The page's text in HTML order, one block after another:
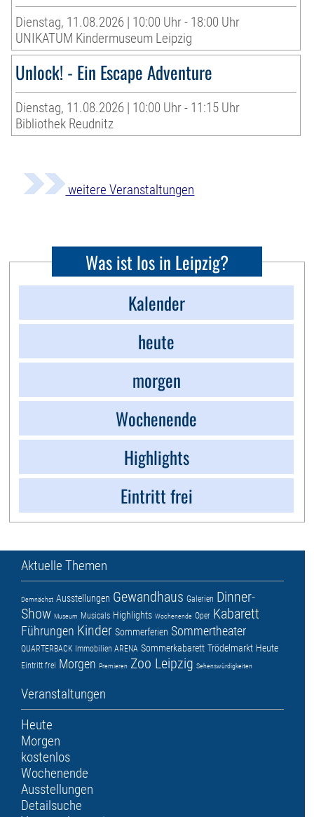
Dienstag, 11.08.2026 | 10:00 Uhr - 18:00 Uhr
UNIKATUM Kindermuseum Leipzig
Unlock! - Ein Escape Adventure
Dienstag, 11.08.2026 | 10:00 Uhr - 11:15 Uhr
Bibliothek Reudnitz
weitere Veranstaltungen
Was ist los in Leipzig?
Kalender
heute
morgen
Wochenende
Highlights
Eintritt frei
Aktuelle Themen
Demnächst Ausstellungen Gewandhaus Galerien Dinner-
Show Museum Musicals Highlights Wochenende Oper Kabarett
Führungen Kinder Sommerferien Sommertheater
QUARTERBACK Immobilien ARENA Sommerkabarett Trödelmarkt Heute
Eintritt frei Morgen Premieren Zoo Leipzig Sehenswürdigkeiten
Veranstaltungen
Heute
Morgen
kostenlos
Wochenende
Ausstellungen
Detailsuche